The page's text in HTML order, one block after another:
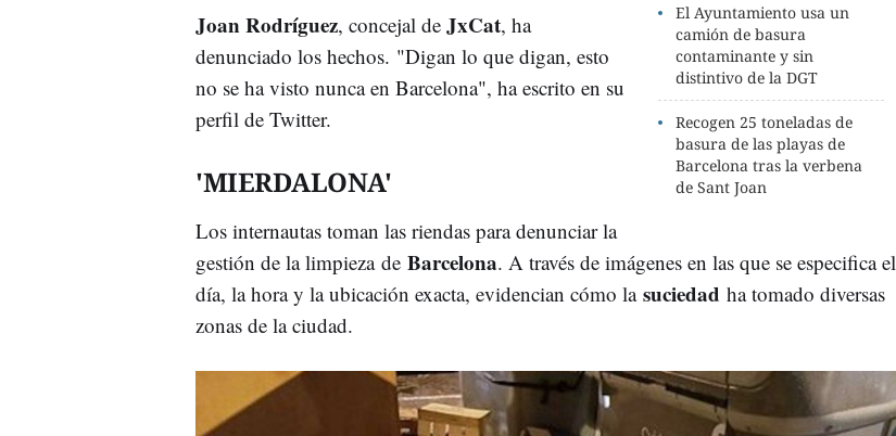
El Ayuntamiento usa un
camión de basura
contaminante y sin
distintivo de la DGT
Recogen 25 toneladas de
basura de las playas de
Barcelona tras la verbena
de Sant Joan
Joan Rodríguez, concejal de JxCat, ha
denunciado los hechos. "Digan lo que digan, esto
no se ha visto nunca en Barcelona", ha escrito en su
perfil de Twitter.
'MIERDALONA'
Los internautas toman las riendas para denunciar la
gestión de la limpieza de Barcelona. A través de imágenes en las que se especifica el
día, la hora y la ubicación exacta, evidencian cómo la suciedad ha tomado diversas
zonas de la ciudad.